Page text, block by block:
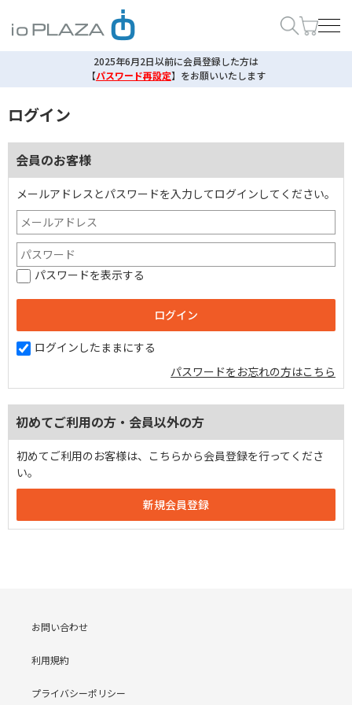
2025年6月2日以前に会員登録した方は
【パスワード再設定】 をお願いいたします
ログイン
会員のお客様
メールアドレスとパスワードを入力してログインしてください。
パスワードを表示する
ログインしたままにする
パスワードをお忘れの方はこちら
初めてご利用の方・会員以外の方
初めてご利用のお客様は、こちらから会員登録を行ってくださ
い。
お問い合わせ
利用規約
プライバシーポリシー